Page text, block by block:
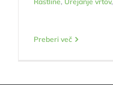
Preberi več